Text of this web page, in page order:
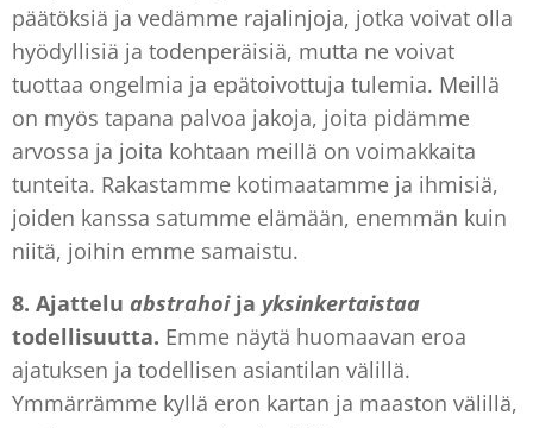
päätöksiä ja vedämme rajalinjoja, jotka voivat olla
hyödyllisiä ja todenperäisiä, mutta ne voivat
tuottaa ongelmia ja epätoivottuja tulemia. Meillä
on myös tapana palvoa jakoja, joita pidämme
arvossa ja joita kohtaan meillä on voimakkaita
tunteita. Rakastamme kotimaatamme ja ihmisiä,
joiden kanssa satumme elämään, enemmän kuin
niitä, joihin emme samaistu.
8. Ajattelu abstrahoija yksinkertaistaa
todellisuutta. Emme näytä huomaavan eroa
ajatuksen ja todellisen asiantilan välillä.
Ymmärrämme kyllä eron kartan ja maaston välillä,